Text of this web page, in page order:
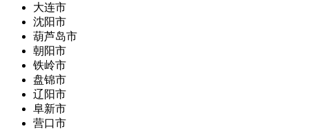
大连市
沈阳市
葫芦岛市
朝阳市
铁岭市
盘锦市
辽阳市
阜新市
营口市